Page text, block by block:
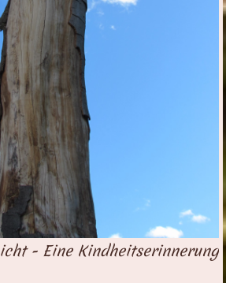
- Eine Kindheitserinnerung